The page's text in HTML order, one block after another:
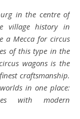
in the centre of
village history in
a Mecca for circus
of this type in the
wagons is the
craftsmanship.
in one place:
with modern